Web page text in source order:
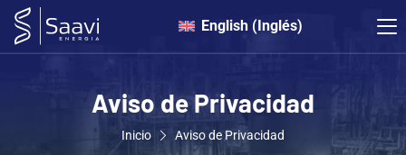
English(Inglés)
Aviso de Privacidad
Inicio Aviso de Privacidad